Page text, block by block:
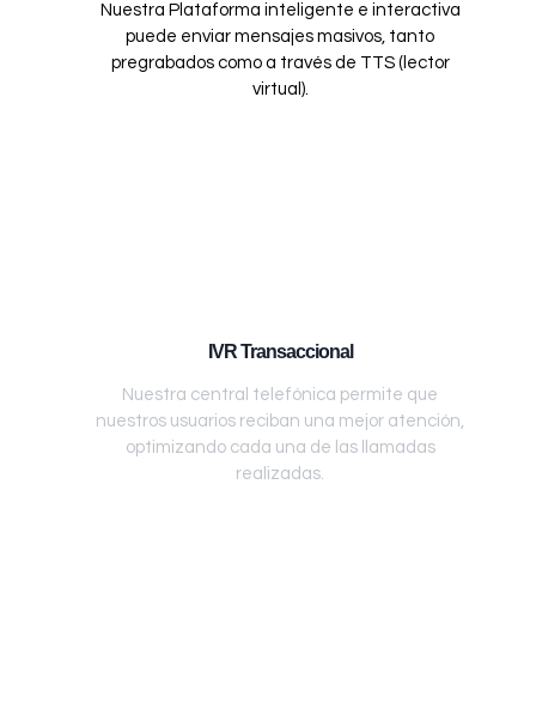
Nuestra Plataforma inteligente e interactiva
puede enviar mensajes masivos, tanto
pregrabados como a través de TTS (lector
virtual).
IVR Transaccional
Nuestra central telefónica permite que
nuestros usuarios reciban una mejor atención,
optimizando cada una de las llamadas
realizadas.